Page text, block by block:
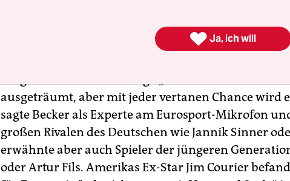
Becker, „da ist jetzt auch mal eine Manöverkritik
ausgeträumt, aber mit jeder vertanen Chance wird
sagte Becker als Experte am Eurosport-Mikrofon
großen Rivalen des Deutschen wie Jannik Sinner
erwähnte aber auch Spieler der jüngeren
oder Artur Fils. Amerikas Ex-Star Jim Courier
 Ja, ich will